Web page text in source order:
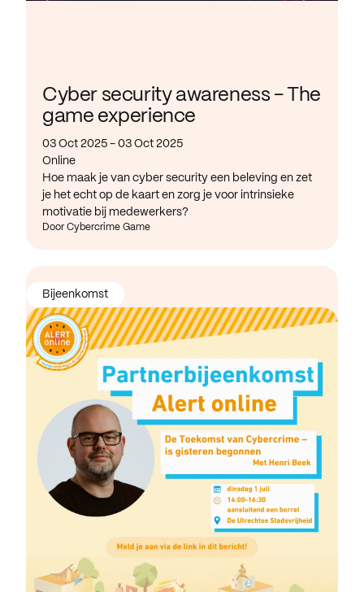
Cyber security awareness - The
game experience
03 Oct 2025 - 03 Oct 2025
Online
Hoe maak je van cyber security een beleving en zet
je het echt op de kaart en zorg je voor intrinsieke
motivatie bij medewerkers?
Door Cybercrime Game
Bijeenkomst